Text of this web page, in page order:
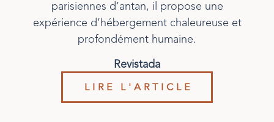
parisiennes d’antan, il propose une
expérience d’hébergement chaleureuse et
profondément humaine.
Revistada
LIRE L'ARTICLE